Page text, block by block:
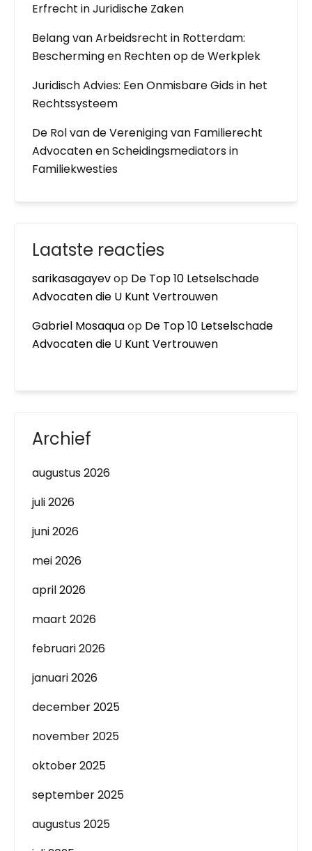
Erfrecht in Juridische Zaken
Belang van Arbeidsrecht in Rotterdam:
Bescherming en Rechten op de Werkplek
Juridisch Advies: Een Onmisbare Gids in het
Rechtssysteem
De Rol van de Vereniging van Familierecht
Advocaten en Scheidingsmediators in
Familiekwesties
Laatste reacties
sarikasagayevop De Top 10 Letselschade
Advocaten die U Kunt Vertrouwen
Gabriel Mosaquaop De Top 10 Letselschade
Advocaten die U Kunt Vertrouwen
Archief
augustus 2026
juli 2026
juni 2026
mei 2026
april 2026
maart 2026
februari 2026
januari 2026
december 2025
november 2025
oktober 2025
september 2025
augustus 2025